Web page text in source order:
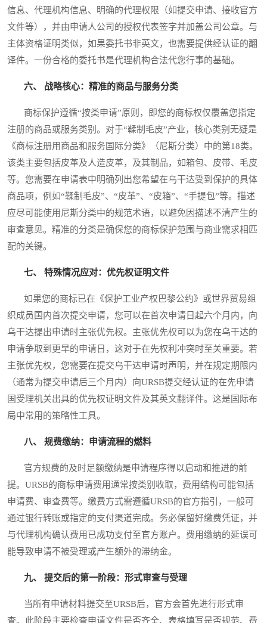
信息、代理机构信息、明确的代理权限（如提交申请、接收官方
文件等），并由申请人公司的授权代表签字并加盖公司公章。与
主体资格证明类似，如果委托书非英文，也需要提供经认证的翻
译件。一份合格的委托书是代理机构合法代您行事的基础。
六、 战略核心：精准的商品与服务分类
商标保护遵循“按类申请”原则，即您的商标权仅覆盖您指定
注册的商品或服务类别。对于“鞣制毛皮”产业，核心类别无疑是
《商标注册用商品和服务国际分类》（尼斯分类）中的第18类。
该类主要包括皮革及人造皮革，及其制品，如箱包、皮带、毛皮
等。您需要在申请表中明确列出您希望在乌干达受到保护的具体
商品项，例如“鞣制毛皮”、“皮革”、“皮箱”、“手提包”等。描述
应尽可能使用尼斯分类中的规范术语，以避免因描述不清产生的
审查意见。精准的分类是确保您的商标保护范围与商业需求相匹
配的关键。
七、 特殊情况应对：优先权证明文件
如果您的商标已在《保护工业产权巴黎公约》或世界贸易组
织成员国内首次提交申请，您可以在首次申请日起六个月内，向
乌干达提出申请时主张优先权。主张优先权可以为您在乌干达的
申请争取到更早的申请日，这对于在先权利冲突时至关重要。若
主张优先权，您需要在提交乌干达申请时声明，并在规定期限内
（通常为提交申请后三个月内）向URSB提交经认证的在先申请
国受理机关出具的优先权证明文件及其英文翻译件。这是国际布
局中常用的策略性工具。
八、 规费缴纳：申请流程的燃料
官方规费的及时足额缴纳是申请程序得以启动和推进的前
提。URSB的商标申请费用通常按类别收取，费用结构可能包括
申请费、审查费等。缴费方式需遵循URSB的官方指引，一般可
通过银行转账或指定的支付渠道完成。务必保留好缴费凭证，并
与代理机构确认费用已成功支付至官方账户。费用缴纳的延误可
能导致申请不被受理或产生额外的滞纳金。
九、 提交后的第一阶段：形式审查与受理
当所有申请材料提交至URSB后，官方会首先进行形式审
查。此阶段主要检查申请文件是否齐全、表格填写是否规范、费